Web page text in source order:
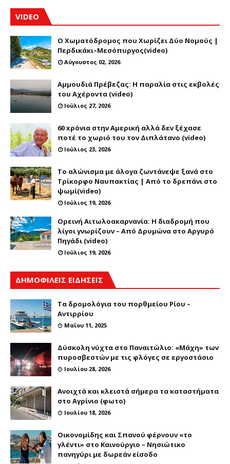
VIDEO
Ο Χωματόδρομος που Χωρίζει Δύο Νομούς |
Περδικάκι–Μεσόπυργος(video)
Αύγουστος 02, 2026
Αμμουδιά Πρέβεζας: Η παραλία στις εκβολές
του Αχέροντα (video)
Ιούλιος 27, 2026
60 xρόνια στην Αμερική αλλά δεν ξέχασε
ποτέ το χωριό του τον Διπλάτανο (video)
Ιούλιος 23, 2026
Το αλώνισμα με άλογα ζωντάνεψε ξανά στο
Τρίκορφο Ναυπακτίας | Από το δρεπάνι στο
ψωμί(video)
Ιούλιος 19, 2026
Ορεινή Αιτωλοακαρνανία: Η διαδρομή που
λίγοι γνωρίζουν – Από Δρυμώνα στο Αργυρό
Πηγάδι (video)
Ιούλιος 19, 2026
ΔΗΜΟΦΙΛΕΙΣ ΕΙΔΗΣΕΙΣ
Τα δρομολόγια του πορθμείου Ρίου –
Αντιρρίου
Μαΐου 11, 2025
Δύσκολη νύχτα στο Παναιτώλιο: «Μάχη» των
πυροσβεστών με τις φλόγες σε εργοστάσιο
Ιουλίου 28, 2026
Ανοιχτά και κλειστά σήμερα τα καταστήματα
στο Αγρίνιο (φωτο)
Ιουλίου 18, 2026
Οικονομίδης και Σπανού φέρνουν «το
γλέντι» στο Καινούργιο – Νησιώτικο
πανηγύρι με δωρεάν είσοδο